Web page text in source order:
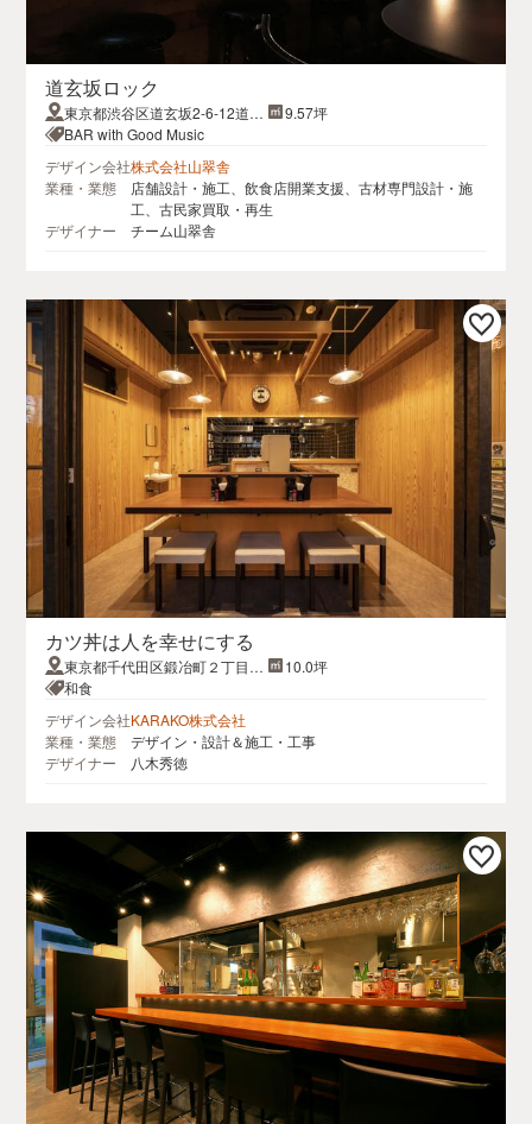
道玄坂ロック
東京都渋谷区道玄坂2-6-12道玄
坂トロワービル5F
9.57坪
BAR with Good Music
デザイン会社株式会社山翠舎
業種・業態
店舗設計・施工、飲食店開業支援、古材専門設計・施
工、古民家買取・再生
デザイナー
チーム山翠舎
カツ丼は人を幸せにする
東京都千代田区鍛冶町２丁目１
３−１１
10.0坪
和食
デザイン会社KARAKO株式会社
業種・業態
デザイン・設計＆施工・工事
デザイナー
八木秀徳